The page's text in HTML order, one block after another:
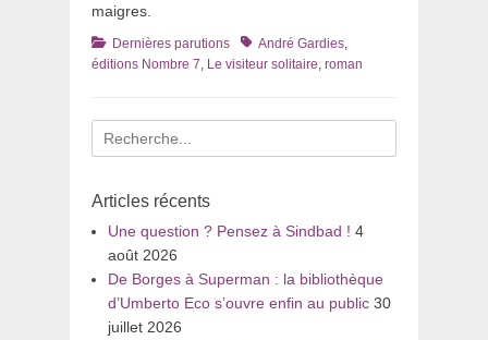
maigres.
Catégories
Dernières parutions TagsAndré Gardies
éditions Nombre 7 Le visiteur solitaire roman
Recherche
pour
Articles récents
Une question ? Pensez à Sindbad ! 4
août 2026
De Borges à Superman : la bibliothèque
d’Umberto Eco s’ouvre enfin au public 30
juillet 2026